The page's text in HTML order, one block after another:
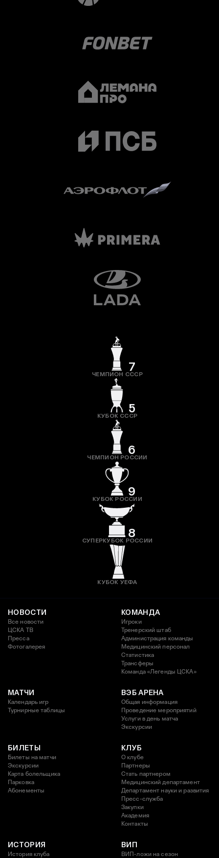
7
ЧЕМПИОН СССР
5
КУБОК СССР
6
ЧЕМПИОН РОССИИ
9
КУБОК РОССИИ
8
СУПЕРКУБОК РОССИИ
КУБОК УЕФА
НОВОСТИ
Все новости
ЦСКА ТВ
Пресса
Фотогалерея
КОМАНДА
Игроки
Тренерский штаб
Администрация команды
Медицинский персонал
Статистика
Трансферы
Команда «Легенды ЦСКА»
МАТЧИ
Календарь игр
Турнирные таблицы
ВЭБ АРЕНА
Общая информация
Проведение мероприятий
Услуги в день матча
Экскурсии
БИЛЕТЫ
Билеты на матчи
Экскурсии
Карта болельщика
Парковка
Абонементы
КЛУБ
О клубе
Партнеры
Стать партнером
Медицинский департамент
Департамент науки и развития
Пресс-служба
Закупки
Академия
Контакты
ИСТОРИЯ
История клуба
ВИП
ВИП-ложи на сезон